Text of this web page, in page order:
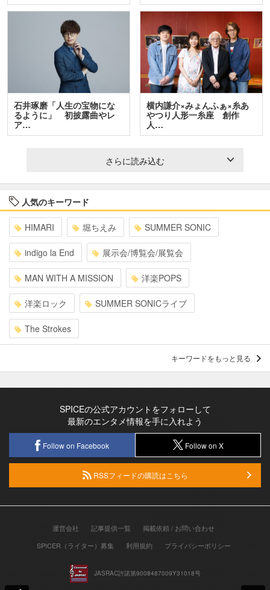
石井琢磨「人生の宝物にな
るように」 初披露曲やレ
ア…
横内謙介×みょんふぁ×糸あ
やつり人形一糸座 創作
人…
さらに読み込む
人気のキーワード
HIMARI 堀ちえみ SUMMER SONIC
indigo la End 展示会/博覧会/展覧会
MAN WITH A MISSION 洋楽POPS
洋楽ロック SUMMER SONICライブ
The Strokes
キーワードをもっと見る
SPICEの公式アカウントをフォローして
最新のエンタメ情報を手に入れよう
Follow on Facebook Follow on X
RSSフィードの購読はこちら
運営会社 記事提供一覧
掲載依頼 / お問い合わせ
SPICER（ライター）募集
利用規約 プライバシーポリシー
JASRAC許諾第9008487009Y31018号